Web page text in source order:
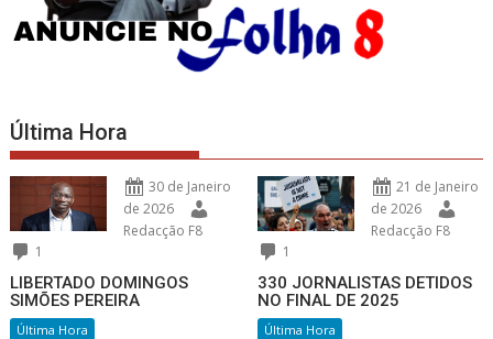
Última Hora
30 de Janeiro
de 2026
Redacção F8
1
LIBERTADO DOMINGOS
SIMÕES PEREIRA
Última Hora
21 de Janeiro
de 2026
Redacção F8
1
330 JORNALISTAS DETIDOS
NO FINAL DE 2025
Última Hora